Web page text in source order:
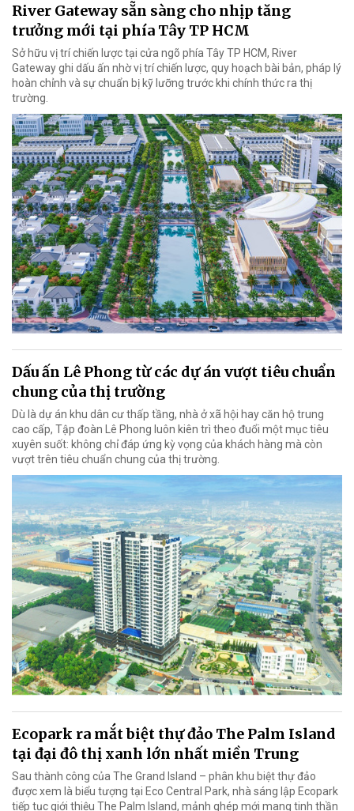
River Gateway sẵn sàng cho nhịp tăng
trưởng mới tại phía Tây TP HCM
Sở hữu vị trí chiến lược tại cửa ngõ phía Tây TP HCM, River
Gateway ghi dấu ấn nhờ vị trí chiến lược, quy hoạch bài bản, pháp lý
hoàn chỉnh và sự chuẩn bị kỹ lưỡng trước khi chính thức ra thị
trường.
Dấu ấn Lê Phong từ các dự án vượt tiêu chuẩn
chung của thị trường
Dù là dự án khu dân cư thấp tầng, nhà ở xã hội hay căn hộ trung
cao cấp, Tập đoàn Lê Phong luôn kiên trì theo đuổi một mục tiêu
xuyên suốt: không chỉ đáp ứng kỳ vọng của khách hàng mà còn
vượt trên tiêu chuẩn chung của thị trường.
Ecopark ra mắt biệt thự đảo The Palm Island
tại đại đô thị xanh lớn nhất miền Trung
Sau thành công của The Grand Island – phân khu biệt thự đảo
được xem là biểu tượng tại Eco Central Park, nhà sáng lập Ecopark
tiếp tục giới thiệu The Palm Island, mảnh ghép mới mang tinh thần